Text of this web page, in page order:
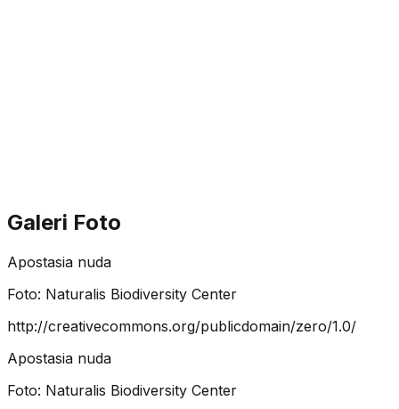
Galeri Foto
Apostasia nuda
Foto: Naturalis Biodiversity Center
http://creativecommons.org/publicdomain/zero/1.0/
Apostasia nuda
Foto: Naturalis Biodiversity Center